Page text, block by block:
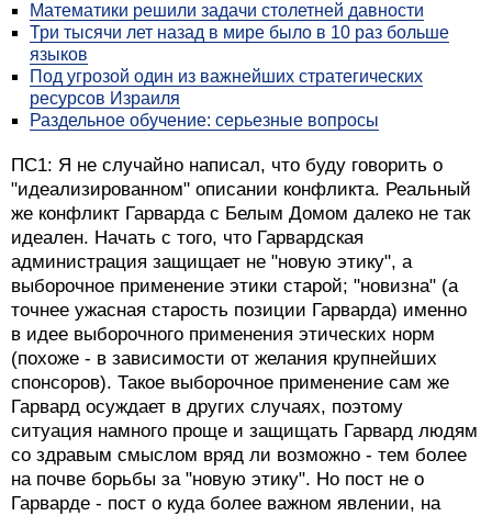
Математики решили задачи столетней давности
Три тысячи лет назад в мире было в 10 раз больше
языков
Под угрозой один из важнейших стратегических
ресурсов Израиля
Раздельное обучение: серьезные вопросы
ПС1: Я не случайно написал, что буду говорить о
"идеализированном" описании конфликта. Реальный
же конфликт Гарварда с Белым Домом далеко не так
идеален. Начать с того, что Гарвардская
администрация защищает не "новую этику", а
выборочное применение этики старой; "новизна" (а
точнее ужасная старость позиции Гарварда) именно
в идее выборочного применения этических норм
(похоже - в зависимости от желания крупнейших
спонсоров). Такое выборочное применение сам же
Гарвард осуждает в других случаях, поэтому
ситуация намного проще и защищать Гарвард людям
со здравым смыслом вряд ли возможно - тем более
на почве борьбы за "новую этику". Но пост не о
Гарварде - пост о куда более важном явлении, на